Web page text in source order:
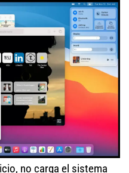
no carga el sistema